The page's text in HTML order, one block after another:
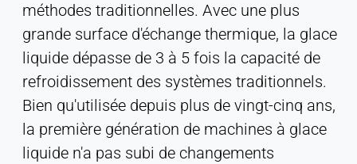
méthodes traditionnelles. Avec une plus
grande surface d'échange thermique, la glace
liquide dépasse de 3 à 5 fois la capacité de
refroidissement des systèmes traditionnels.
Bien qu'utilisée depuis plus de vingt-cinq ans,
la première génération de machines à glace
liquide n'a pas subi de changements